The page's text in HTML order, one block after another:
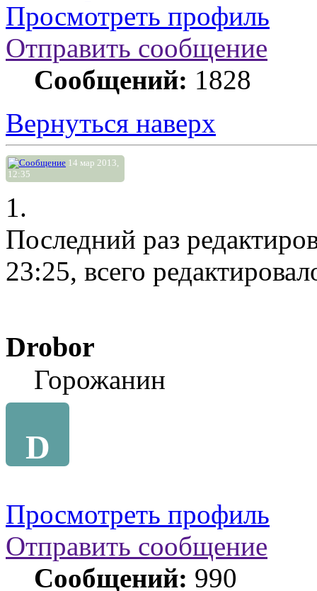
Просмотреть профиль
Отправить сообщение
Сообщений: 1828
Вернуться наверх
14 мар 2013,
12:35
1.
Последний раз
23:25, всего
Drobor
Горожанин
D
Просмотреть профиль
Отправить сообщение
Сообщений: 990